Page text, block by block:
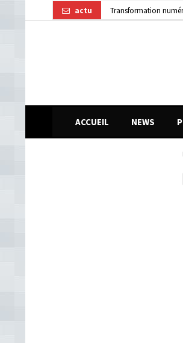
actu Transformation
ACCUEIL NEWS